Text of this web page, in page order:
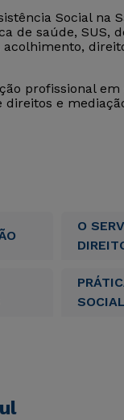
Social na
de saúde, SUS,
profissional
e
O